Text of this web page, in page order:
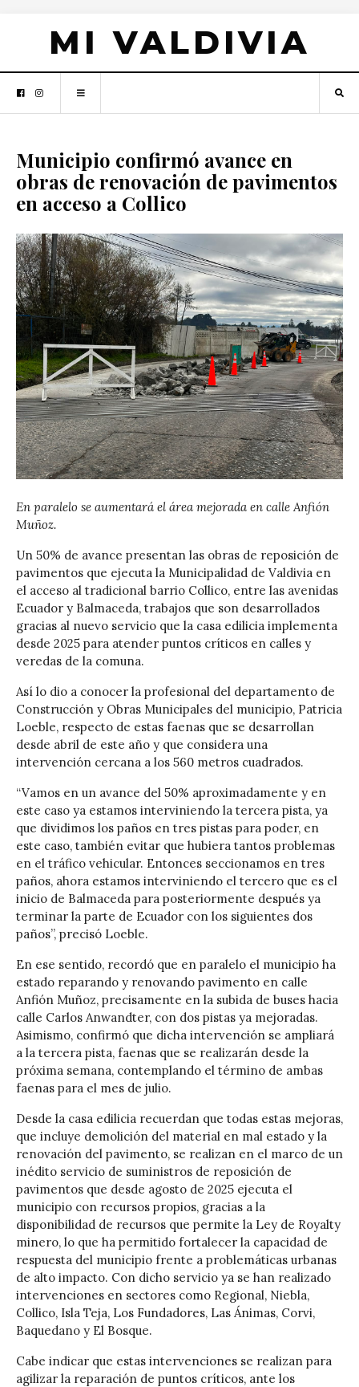
MI VALDIVIA
Municipio confirmó avance en
obras de renovación de pavimentos
en acceso a Collico
En paralelo se aumentará el área mejorada en calle Anfión
Muñoz.
Un 50% de avance presentan las obras de reposición de
pavimentos que ejecuta la Municipalidad de Valdivia en
el acceso al tradicional barrio Collico, entre las avenidas
Ecuador y Balmaceda, trabajos que son desarrollados
gracias al nuevo servicio que la casa edilicia implementa
desde 2025 para atender puntos críticos en calles y
veredas de la comuna.
Así lo dio a conocer la profesional del departamento de
Construcción y Obras Municipales del municipio, Patricia
Loeble, respecto de estas faenas que se desarrollan
desde abril de este año y que considera una
intervención cercana a los 560 metros cuadrados.
“Vamos en un avance del 50% aproximadamente y en
este caso ya estamos interviniendo la tercera pista, ya
que dividimos los paños en tres pistas para poder, en
este caso, también evitar que hubiera tantos problemas
en el tráfico vehicular. Entonces seccionamos en tres
paños, ahora estamos interviniendo el tercero que es el
inicio de Balmaceda para posteriormente después ya
terminar la parte de Ecuador con los siguientes dos
paños”, precisó Loeble.
En ese sentido, recordó que en paralelo el municipio ha
estado reparando y renovando pavimento en calle
Anfión Muñoz, precisamente en la subida de buses hacia
calle Carlos Anwandter, con dos pistas ya mejoradas.
Asimismo, confirmó que dicha intervención se ampliará
a la tercera pista, faenas que se realizarán desde la
próxima semana, contemplando el término de ambas
faenas para el mes de julio.
Desde la casa edilicia recuerdan que todas estas mejoras,
que incluye demolición del material en mal estado y la
renovación del pavimento, se realizan en el marco de un
inédito servicio de suministros de reposición de
pavimentos que desde agosto de 2025 ejecuta el
municipio con recursos propios, gracias a la
disponibilidad de recursos que permite la Ley de Royalty
minero, lo que ha permitido fortalecer la capacidad de
respuesta del municipio frente a problemáticas urbanas
de alto impacto. Con dicho servicio ya se han realizado
intervenciones en sectores como Regional, Niebla,
Collico, Isla Teja, Los Fundadores, Las Ánimas, Corvi,
Baquedano y El Bosque.
Cabe indicar que estas intervenciones se realizan para
agilizar la reparación de puntos críticos, ante los